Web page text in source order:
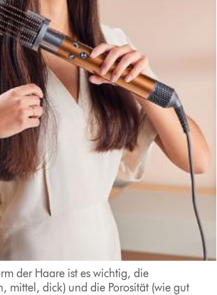
der Haare ist es wichtig, die
mittel, dick) und die Porosität (wie gut